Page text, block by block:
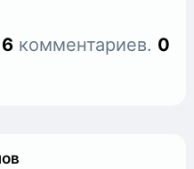
6 комментариев. 0